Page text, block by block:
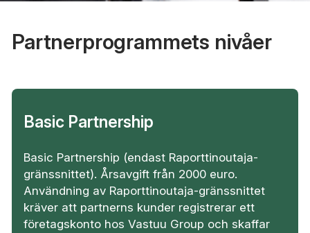
Partnerprogrammets nivåer
Basic Partnership
Basic Partnership (endast Raporttinoutaja-
gränssnittet). Årsavgift från 2000 euro.
Användning av Raporttinoutaja-gränssnittet
kräver att partnerns kunder registrerar ett
företagskonto hos Vastuu Group och skaffar